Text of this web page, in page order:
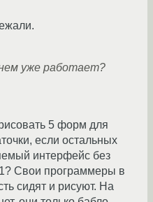
уже работает?
5 форм для
если остальных
интерфейс без
Свои программеры в
сидят и рисуют. На